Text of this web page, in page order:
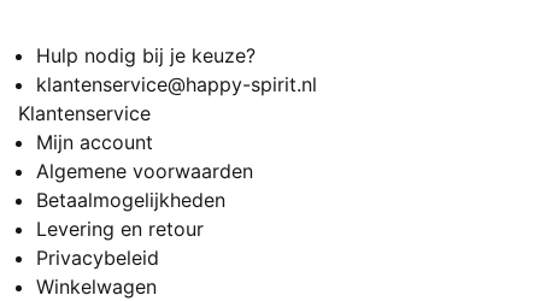
Hulp nodig bij je keuze?
klantenservice@happy-spirit.nl
Klantenservice
Mijn account
Algemene voorwaarden
Betaalmogelijkheden
Levering en retour
Privacybeleid
Winkelwagen